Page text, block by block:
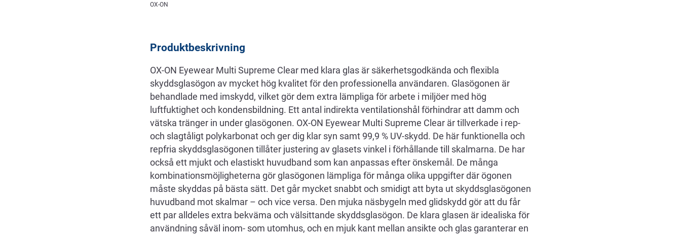
Beskrivning
OX-ON
Produktbeskrivning
OX-ON Eyewear Multi Supreme Clear med klara glas är säkerhetsgodkända och flexibla
skyddsglasögon av mycket hög kvalitet för den professionella användaren. Glasögonen är
behandlade med imskydd, vilket gör dem extra lämpliga för arbete i miljöer med hög
luftfuktighet och kondensbildning. Ett antal indirekta ventilationshål förhindrar att damm och
vätska tränger in under glasögonen. OX-ON Eyewear Multi Supreme Clear är tillverkade i rep-
och slagtåligt polykarbonat och ger dig klar syn samt 99,9 % UV-skydd. De här funktionella och
repfria skyddsglasögonen tillåter justering av glasets vinkel i förhållande till skalmarna. De har
också ett mjukt och elastiskt huvudband som kan anpassas efter önskemål. De många
kombinationsmöjligheterna gör glasögonen lämpliga för många olika uppgifter där ögonen
måste skyddas på bästa sätt. Det går mycket snabbt och smidigt att byta ut skyddsglasögonen
huvudband mot skalmar – och vice versa. Den mjuka näsbygeln med glidskydd gör att du får
ett par alldeles extra bekväma och välsittande skyddsglasögon. De klara glasen är idealiska för
användning såväl inom- som utomhus, och en mjuk kant mellan ansikte och glas garanterar en